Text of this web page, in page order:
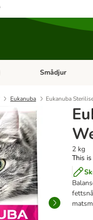
menu: HundOpen category
Smådjur
Eukanuba Eukanuba
2 kg
This